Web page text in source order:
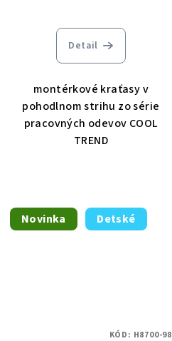
Detail
montérkové kraťasy v
pohodlnom strihu zo série
pracovných odevov COOL
TREND
Novinka Detské
KÓD: H8700-98